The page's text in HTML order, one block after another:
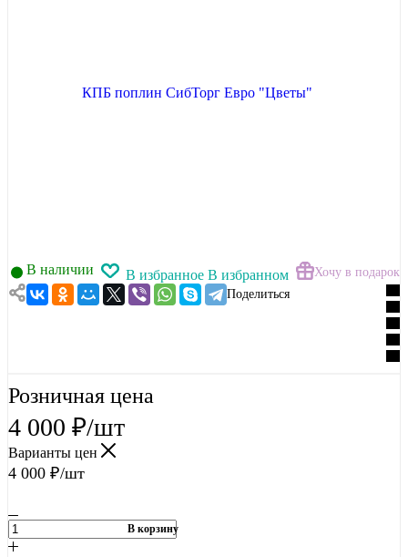
В наличии В избранное В избранном
Хочу в подарок
Поделиться
Розничная цена
4 000 ₽/шт
Варианты цен
4 000 ₽/шт
В корзину